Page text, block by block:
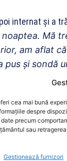
cea mai bună
despre
date precum
sau
Gestionează furnizori
internat şi a
Mă
am aflat
pus și sondă
„La fiecare
dacă
duc la toaletă.